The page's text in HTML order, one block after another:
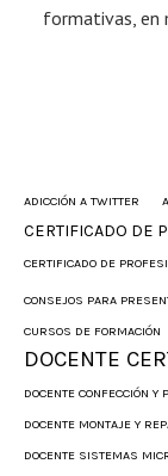
formativas, en
ADICCIÓN A TWITTER
CERTIFICADO DE
CERTIFICADO DE
CONSEJOS PARA
CURSOS DE FORMACIÓN
DOCENTE
DOCENTE CONFECCIÓN
DOCENTE MONTAJE Y
DOCENTE SISTEMAS